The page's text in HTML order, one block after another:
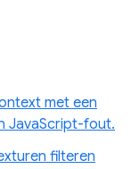
met een
JavaScript-fout.
filteren